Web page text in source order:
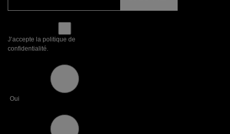
J’accepte la politique de
confidentialité.
Oui